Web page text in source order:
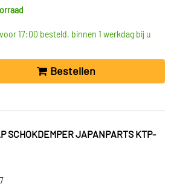
17:00 besteld, binnen 1 werkdag bij u
Bestellen
SCHOKDEMPER JAPANPARTS KTP-